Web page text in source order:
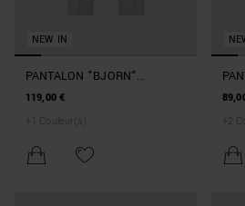
NEW IN
PANTALON "BJORN"
COLORIS PIERRE SKINNY FIT
119,00 €
+
Couleur(s)
FIT
+ 2